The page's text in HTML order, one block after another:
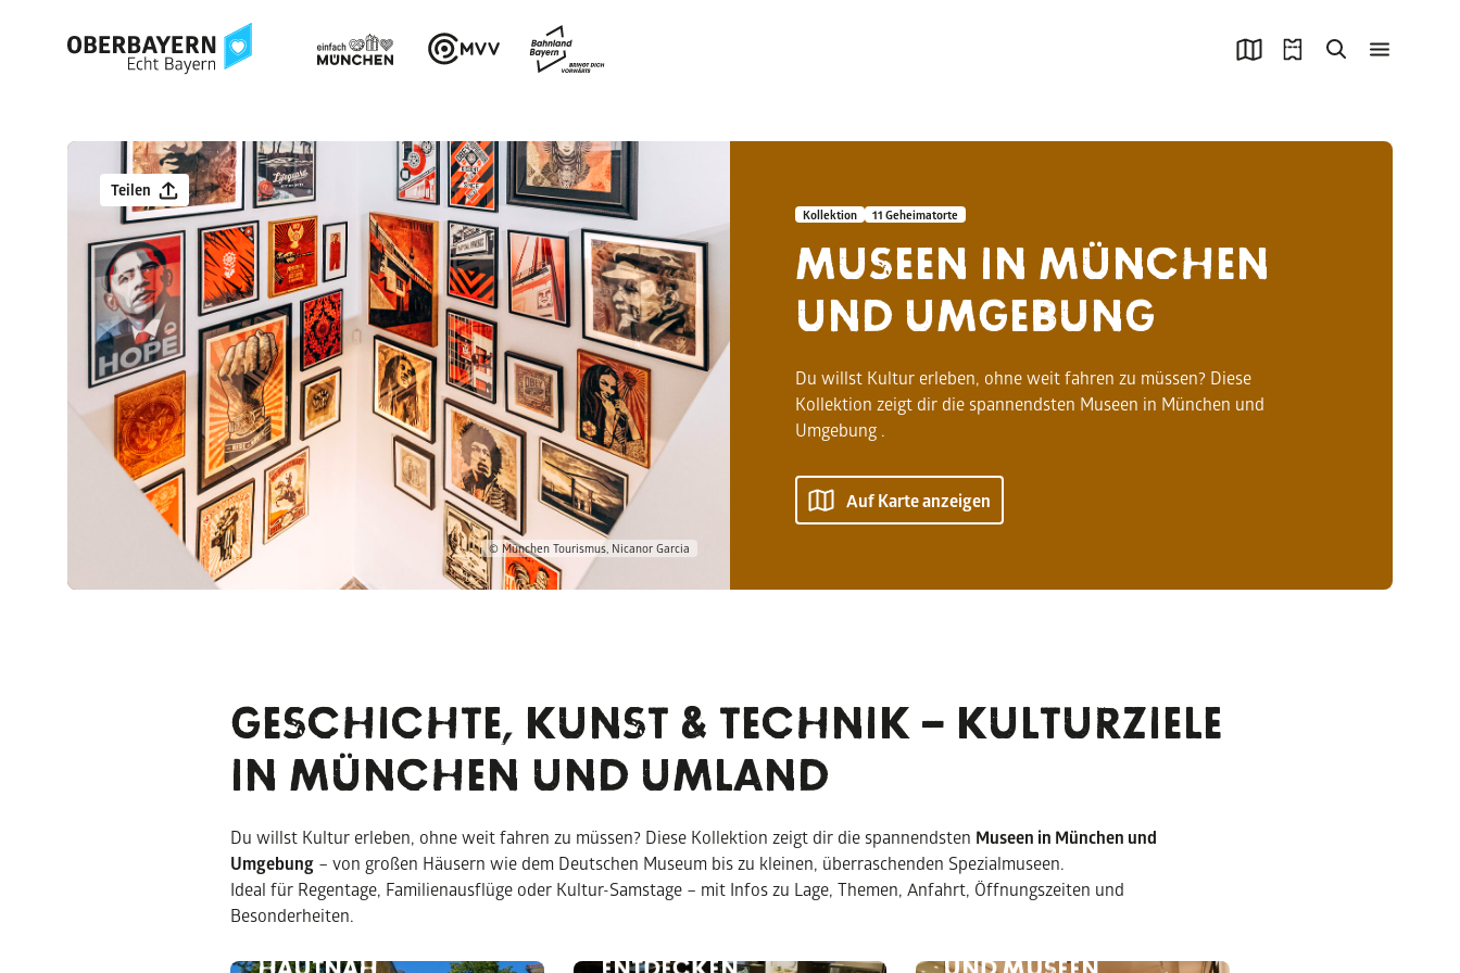
Teilen
© München Tourismus, Nicanor Garcia
Kollektion 11 Geheimatorte
MUSEEN IN MÜNCHEN
UND UMGEBUNG
Du willst Kultur erleben, ohne weit fahren zu müssen? Diese
Kollektion zeigt dir die spannendsten Museen in München und
Umgebung .
Auf Karte anzeigen
GESCHICHTE, KUNST & TECHNIK – KULTURZIELE
IN MÜNCHEN UND UMLAND
Du willst Kultur erleben, ohne weit fahren zu müssen? Diese Kollektion zeigt dir die spannendsten Museen in München und
Umgebung – von großen Häusern wie dem Deutschen Museum bis zu kleinen, überraschenden Spezialmuseen.
Ideal für Regentage, Familienausflüge oder Kultur-Samstage – mit Infos zu Lage, Themen, Anfahrt, Öffnungszeiten und
Besonderheiten.
URZEITMUSEUM
TAUFKIRCHEN VILS –
FOSSILIEN &
MUSEUM ERDING –
STADTGESCHICHTE